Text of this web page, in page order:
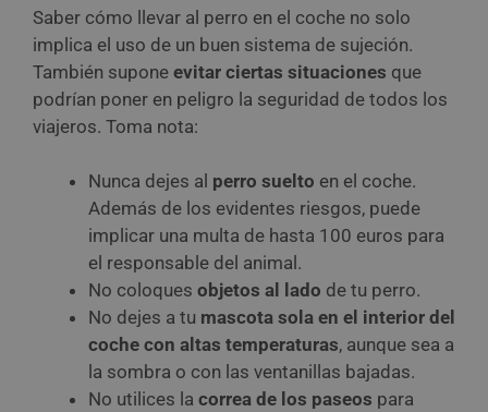
Saber cómo llevar al perro en el coche no solo
implica el uso de un buen sistema de sujeción.
También supone evitar ciertas situaciones que
podrían poner en peligro la seguridad de todos los
viajeros. Toma nota:
Nunca dejes al perro suelto en el coche.
Además de los evidentes riesgos, puede
implicar una multa de hasta 100 euros para
el responsable del animal.
No coloques objetos al lado de tu perro.
No dejes a tu mascota sola en el interior del
coche con altas temperaturas, aunque sea a
la sombra o con las ventanillas bajadas.
No utilices la correa de los paseos para